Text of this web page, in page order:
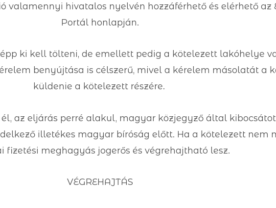
valamennyi hivatalos nyelvén hozzáférhető és elérhető az
Portál honlapján.
ki kell tölteni, de emellett pedig a kötelezett lakóhelye
benyújtása is célszerű, mivel a kérelem másolatát a
küldenie a kötelezett részére.
az eljárás perré alakul, magyar közjegyző által
illetékes magyar bíróság előtt. Ha a kötelezett nem
fizetési meghagyás jogerős és végrehajtható lesz.
VÉGREHAJTÁS